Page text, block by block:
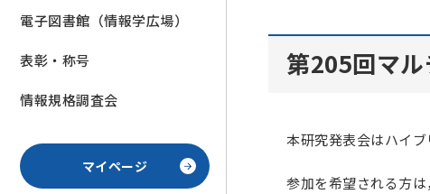
電子図書館（情報学広場）
表彰・称号
情報規格調査会
マイページ
第205回マ
本研究発表会はハイブ
参加を希望される方